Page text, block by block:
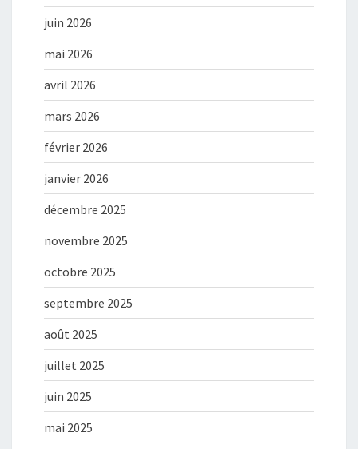
juin 2026
mai 2026
avril 2026
mars 2026
février 2026
janvier 2026
décembre 2025
novembre 2025
octobre 2025
septembre 2025
août 2025
juillet 2025
juin 2025
mai 2025